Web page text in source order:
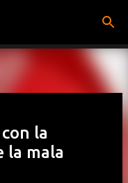
la
la mala